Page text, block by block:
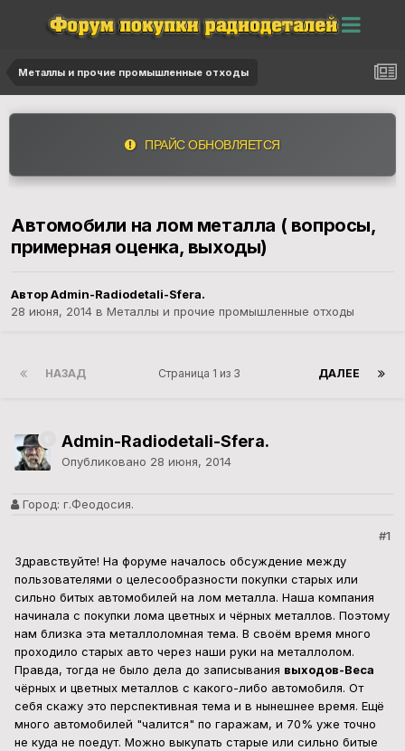
Металлы и прочие промышленные отходы
ПРАЙС ОБНОВЛЯЕТСЯ
Автомобили на лом металла ( вопросы,
примерная оценка, выходы)
АвторAdmin-Radiodetali-Sfera.
28 июня, 2014 в Металлы и прочие промышленные отходы
НАЗАД ДАЛЕЕ
Страница 1 из 3
Admin-Radiodetali-Sfera.
Опубликовано 28 июня, 2014
Город: г.Феодосия.
#1
Здравствуйте! На форуме началось обсуждение между
пользователями о целесообразности покупки старых или
сильно битых автомобилей на лом металла. Наша компания
начинала с покупки лома цветных и чёрных металлов. Поэтому
нам близка эта металлоломная тема. В своём время много
проходило старых авто через наши руки на металлолом.
Правда, тогда не было дела до записывания выходов-Веса
чёрных и цветных металлов с какого-либо автомобиля. От
себя скажу это перспективная тема и в нынешнее время. Ещё
много автомобилей "чалится" по гаражам, и 70% уже точно
не куда не поедут. Можно выкупать старые или сильно битые